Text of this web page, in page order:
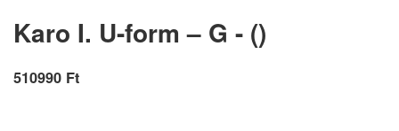
Karo I. U-form – G - ()
510990 Ft